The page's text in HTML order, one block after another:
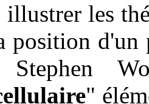
illustrer les
position d'un
Stephen
"